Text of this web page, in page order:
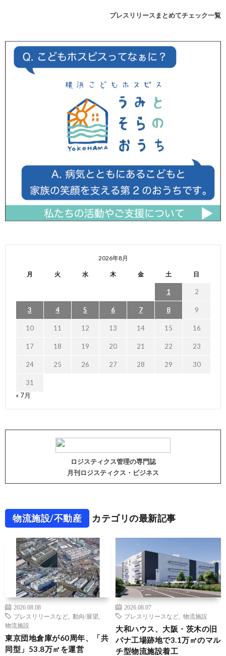
プレスリリースまとめてチェック一覧
2026年8月
月 火 水 木 金 土 日
1 2
3 4 5 6 7 8 9
10 11 12 13 14 15 16
17 18 19 20 21 22 23
24 25 26 27 28 29 30
31
« 7月
ロジスティクス管理の専門誌
月刊ロジスティクス・ビジネス
物流施設/不動産 カテゴリの最新記事
2026.08.08
プレスリリースなど
動向/展望
物流施設
東京団地倉庫が60周年、「共
同型」53.8万㎡を運営
2026.08.07
プレスリリースなど
物流施設
大和ハウス、大阪・茨木の旧
パナ工場跡地で3.1万㎡のマル
チ型物流施設着工